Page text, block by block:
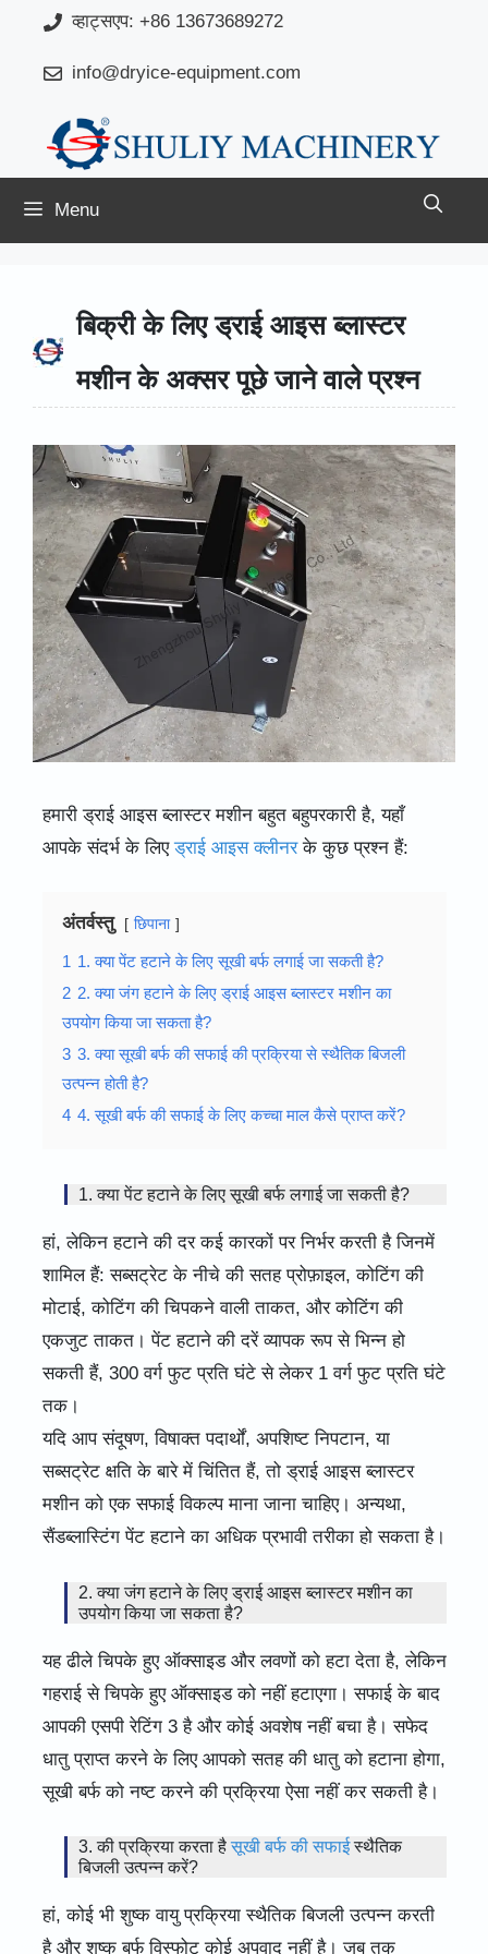
content
व्हाट्सएप: +86 13673689272
info@dryice-equipment.com
Menu
बिक्री के लिए ड्राई आइस ब्लास्टर
मशीन के अक्सर पूछे जाने वाले प्रश्न
हमारी ड्राई आइस ब्लास्टर मशीन बहुत बहुपरकारी है, यहाँ
आपके संदर्भ के लिएड्राई आइस क्लीनरके कुछ प्रश्न हैं:
अंतर्वस्तु छिपाना
1 1. क्या पेंट हटाने के लिए सूखी बर्फ लगाई जा सकती है?
2 2. क्या जंग हटाने के लिए ड्राई आइस ब्लास्टर मशीन का
उपयोग किया जा सकता है?
3 3. क्या सूखी बर्फ की सफाई की प्रक्रिया से स्थैतिक बिजली
उत्पन्न होती है?
4 4. सूखी बर्फ की सफाई के लिए कच्चा माल कैसे प्राप्त करें?
1. क्या पेंट हटाने के लिए सूखी बर्फ लगाई जा सकती है?
हां, लेकिन हटाने की दर कई कारकों पर निर्भर करती है जिनमें
शामिल हैं: सब्सट्रेट के नीचे की सतह प्रोफ़ाइल, कोटिंग की
मोटाई, कोटिंग की चिपकने वाली ताकत, और कोटिंग की
एकजुट ताकत। पेंट हटाने की दरें व्यापक रूप से भिन्न हो
सकती हैं, 300 वर्ग फुट प्रति घंटे से लेकर 1 वर्ग फुट प्रति घंटे
तक।
यदि आप संदूषण, विषाक्त पदार्थों, अपशिष्ट निपटान, या
सब्सट्रेट क्षति के बारे में चिंतित हैं, तो ड्राई आइस ब्लास्टर
मशीन को एक सफाई विकल्प माना जाना चाहिए। अन्यथा,
सैंडब्लास्टिंग पेंट हटाने का अधिक प्रभावी तरीका हो सकता है।
2. क्या जंग हटाने के लिए ड्राई आइस ब्लास्टर मशीन का
उपयोग किया जा सकता है?
यह ढीले चिपके हुए ऑक्साइड और लवणों को हटा देता है, लेकिन
गहराई से चिपके हुए ऑक्साइड को नहीं हटाएगा। सफाई के बाद
आपकी एसपी रेटिंग 3 है और कोई अवशेष नहीं बचा है। सफेद
धातु प्राप्त करने के लिए आपको सतह की धातु को हटाना होगा,
सूखी बर्फ को नष्ट करने की प्रक्रिया ऐसा नहीं कर सकती है।
3. की ​​प्रक्रिया करता हैसूखी बर्फ की सफाईस्थैतिक
बिजली उत्पन्न करें?
हां, कोई भी शुष्क वायु प्रक्रिया स्थैतिक बिजली उत्पन्न करती
है और शुष्क बर्फ विस्फोट कोई अपवाद नहीं है। जब तक